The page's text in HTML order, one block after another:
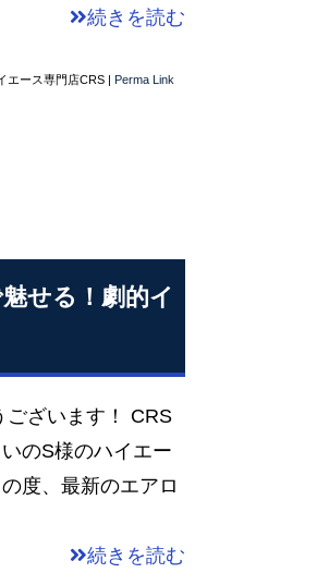
続きを読む
エース専門店CRS | Perma Link
せる！劇的イ
ございます！ CRS
のS様のハイエー
度、最新のエアロ
続きを読む